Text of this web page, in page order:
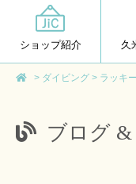
ショップ紹介 久
> ダイビング > ラッキ
ブログ &